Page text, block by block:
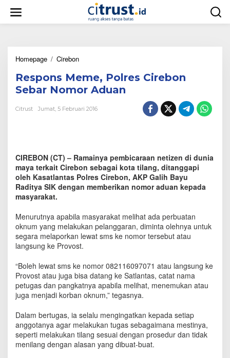
w
Homepage / Cirebon
s
p
o
s
,
P
o
l
s
C
r
o
n
S
e
a
r
N
o
Respons Meme, Polres Cirebon
Sebar Nomor Aduan
Citrust Jumat, 5 Februari 2016
CIREBON (CT) – Ramainya pembicaraan netizen di dunia
maya terkait Cirebon sebagai kota tilang, ditanggapi
oleh Kasatlantas Polres Cirebon, AKP Galih Bayu
Raditya SIK dengan memberikan nomor aduan kepada
masyarakat.
Menurutnya apabila masyarakat melihat ada perbuatan
oknum yang melakukan pelanggaran, diminta olehnya untuk
segara melaporkan lewat sms ke nomor tersebut atau
langsung ke Provost.
“Boleh lewat sms ke nomor 082116097071 atau langsung ke
Provost atau juga bisa datang ke Satlantas, catat nama
petugas dan pangkatnya apabila melihat, menemukan atau
juga menjadi korban oknum,” tegasnya.
Dalam bertugas, ia selalu mengingatkan kepada setiap
anggotanya agar melakukan tugas sebagaimana mestinya,
seperti melakukan tilang sesuai dengan prosedur dan tidak
menilang dengan alasan yang dibuat-buat.